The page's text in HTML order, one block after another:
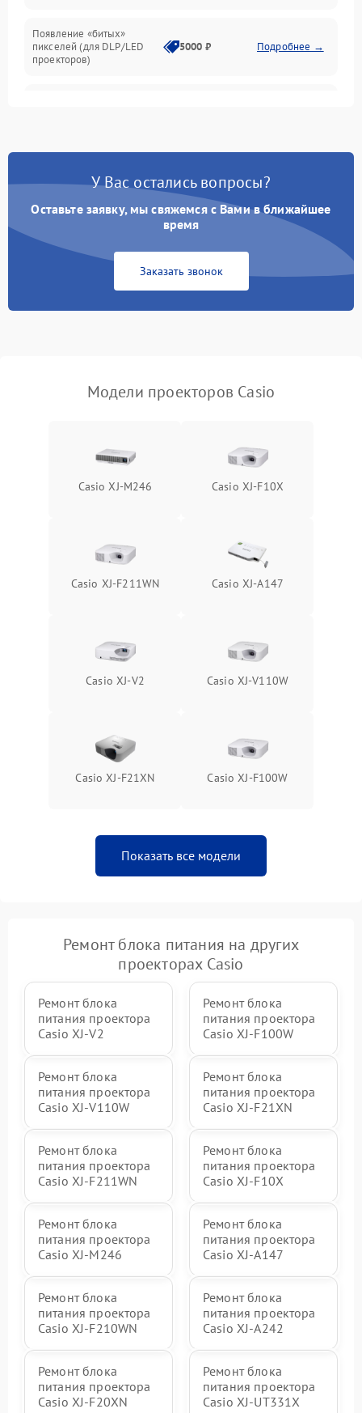
Появление «битых»
пикселей (для DLP/LED
проекторов)
5000 ₽ Подробнее →
Нестабильная яркость или
Неравномерная подсветка
4500 ₽ Подробнее →
автоматическая коррекция
трапеции (Keystone)
3000 ₽ Подробнее →
У Вас остались вопросы?
Оставьте заявку, мы свяжемся с Вами в ближайшее
время
Заказать звонок
Модели проекторов Casio
Casio XJ-M246 Casio XJ-F10X
Casio XJ-F211WN Casio XJ-A147
Casio XJ-V2 Casio XJ-V110W
Casio XJ-F21XN Casio XJ-F100W
Показать все модели
Ремонт блока питания на других
проекторах Casio
Ремонт блока
питания проектора
Casio XJ-V2
Ремонт блока
питания проектора
Casio XJ-F100W
Ремонт блока
питания проектора
Casio XJ-V110W
Ремонт блока
питания проектора
Casio XJ-F21XN
Ремонт блока
питания проектора
Casio XJ-F211WN
Ремонт блока
питания проектора
Casio XJ-F10X
Ремонт блока
питания проектора
Casio XJ-M246
Ремонт блока
питания проектора
Casio XJ-A147
Ремонт блока
питания проектора
Casio XJ-F210WN
Ремонт блока
питания проектора
Casio XJ-A242
Ремонт блока
питания проектора
Casio XJ-F20XN
Ремонт блока
питания проектора
Casio XJ-UT331X